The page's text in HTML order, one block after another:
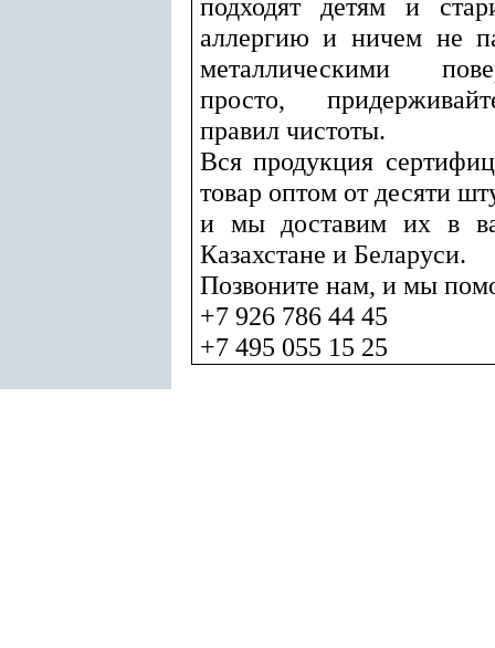
подходят детям и
аллергию и ничем не
металлическими
просто,
правил чистоты.
Вся продукция
товар оптом от десяти
и мы доставим их в
Казахстане и Беларуси.
Позвоните нам, и мы
+7 926 786 44 45
+7 495 055 15 25